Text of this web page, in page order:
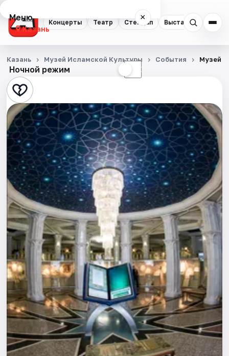
Концерты Театр Стендап Выставки
Меню ×
Казань
Концерты
Театр
Стендап
Выставки
Квесты
Экскурсии
Спорт
События
Города
Площадки
Артисты
Рейтинги
Ночной режим ☾
Казань Музей Исламской Культуры События Музей